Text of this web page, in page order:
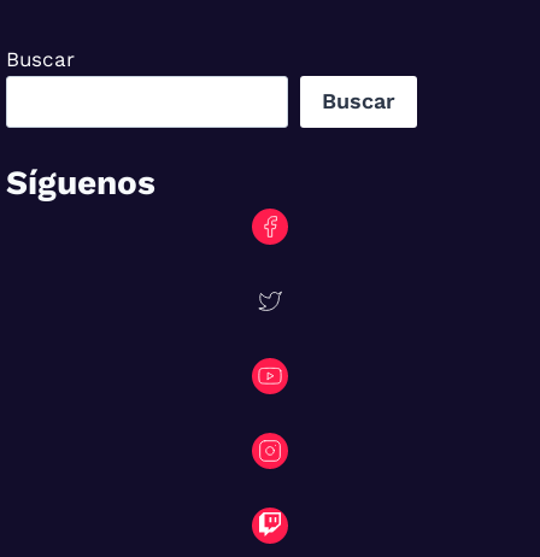
Buscar
Buscar
Síguenos